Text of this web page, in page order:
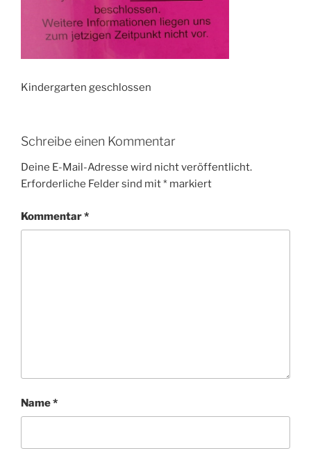
Kindergarten geschlossen
Schreibe einen Kommentar
Deine E-Mail-Adresse wird nicht veröffentlicht.
Erforderliche Felder sind mit* markiert
Kommentar*
Name*